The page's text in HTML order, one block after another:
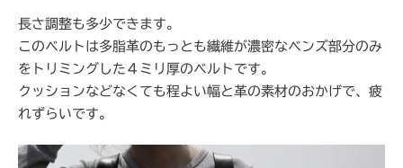
長さ調整も多少できます。
このベルトは多脂革のもっとも繊維が濃密なベンズ部分のみ
をトリミングした４ミリ厚のベルトです。
クッションなどなくても程よい幅と革の素材のおかげで、疲
れずらいです。